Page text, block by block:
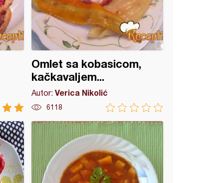
Omlet sa kobasicom,
kačkavaljem...
Autor:Verica Nikolić
6118